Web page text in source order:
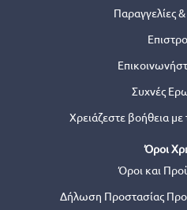
Παραγγελίες
Συχνές
Χρειάζεστε βοήθεια με
Όροι
Όροι και
Δήλωση Προστασίας